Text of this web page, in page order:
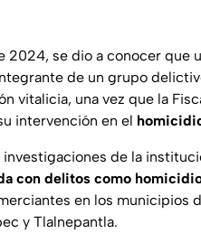
2024, se dio a conocer que
de un grupo
vitalicia, una vez que la
intervención en el
de la
con delitos como
en los municipios
y Tlalnepantla.